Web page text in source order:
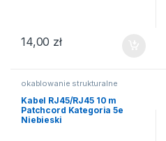
14,00 zł
okablowanie strukturalne
Kabel RJ45/RJ45 10 m
Patchcord Kategoria 5e
Niebieski